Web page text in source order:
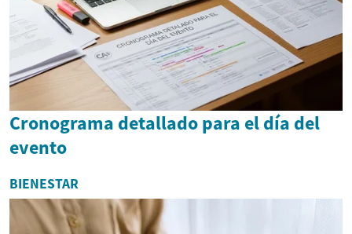
Cronograma detallado para el día del
evento
BIENESTAR